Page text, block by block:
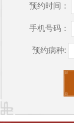
预约时间：
手机号码：
预约病种: